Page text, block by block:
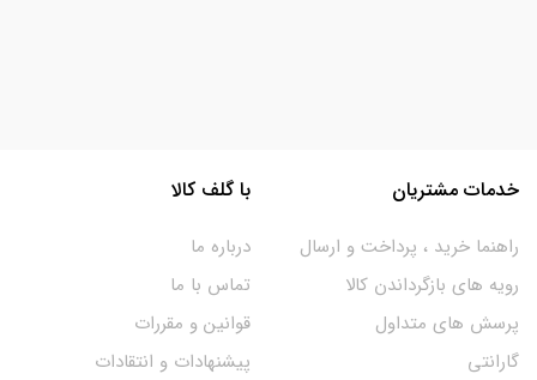
خدمات مشتریان
راهنما خرید ، پرداخت و ارسال
رویه های بازگرداندن کالا
پرسش های متداول
گارانتی
با گلف کالا
درباره ما
تماس با ما
قوانین و مقررات
پیشنهادات و انتقادات